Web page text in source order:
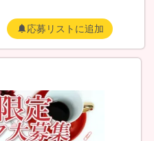
応募リストに追加